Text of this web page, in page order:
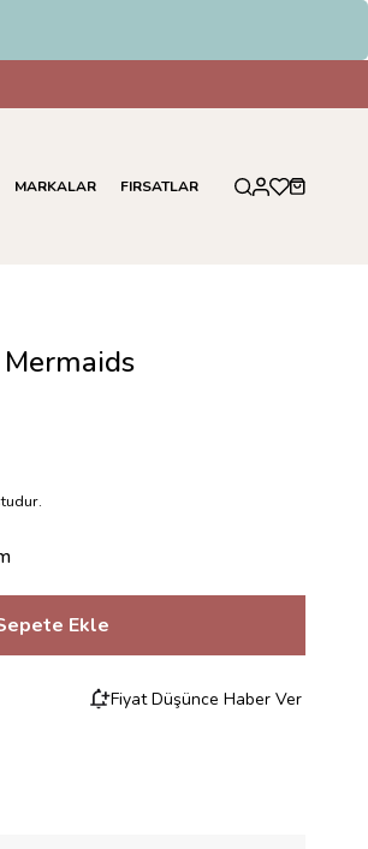
MARKALAR FIRSATLAR
Fiyat Düşünce Haber Ver